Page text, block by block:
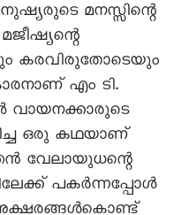
മനസ്സിന്റെ
കരവിരുതോടെയും
എം ടി.
വായനക്കാരുടെ
ഒരു കഥയാണ്
വേലായുധന്റെ
പകർന്നപ്പോൾ